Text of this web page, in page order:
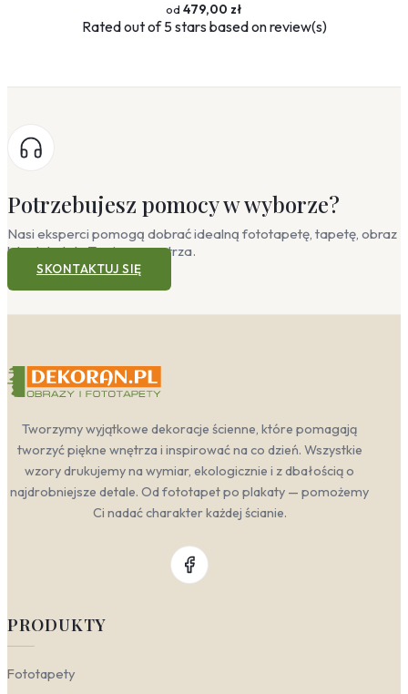
479,00 zł
Ratedout of 5 stars based onreview(s)
Potrzebujesz pomocy w wyborze?
Nasi eksperci pomogą dobrać idealną fototapetę, tapetę, obraz
lub plakat do Twojego wnętrza.
SKONTAKTUJ SIĘ
Tworzymy wyjątkowe dekoracje ścienne, które pomagają
tworzyć piękne wnętrza i inspirować na co dzień. Wszystkie
wzory drukujemy na wymiar, ekologicznie i z dbałością o
najdrobniejsze detale. Od fototapet po plakaty — pomożemy
Ci nadać charakter każdej ścianie.
PRODUKTY
Fototapety